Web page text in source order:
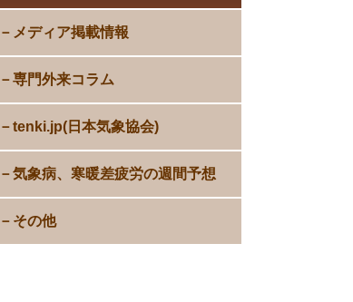
メディア掲載情報
専門外来コラム
tenki.jp(日本気象協会)
気象病、寒暖差疲労の週間予想
その他